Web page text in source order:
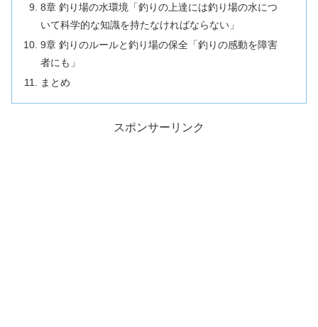
8章 釣り場の水環境「釣りの上達には釣り場の水につ
いて科学的な知識を持たなければならない」
9章 釣りのルールと釣り場の保全「釣りの感動を障害
者にも」
まとめ
スポンサーリンク